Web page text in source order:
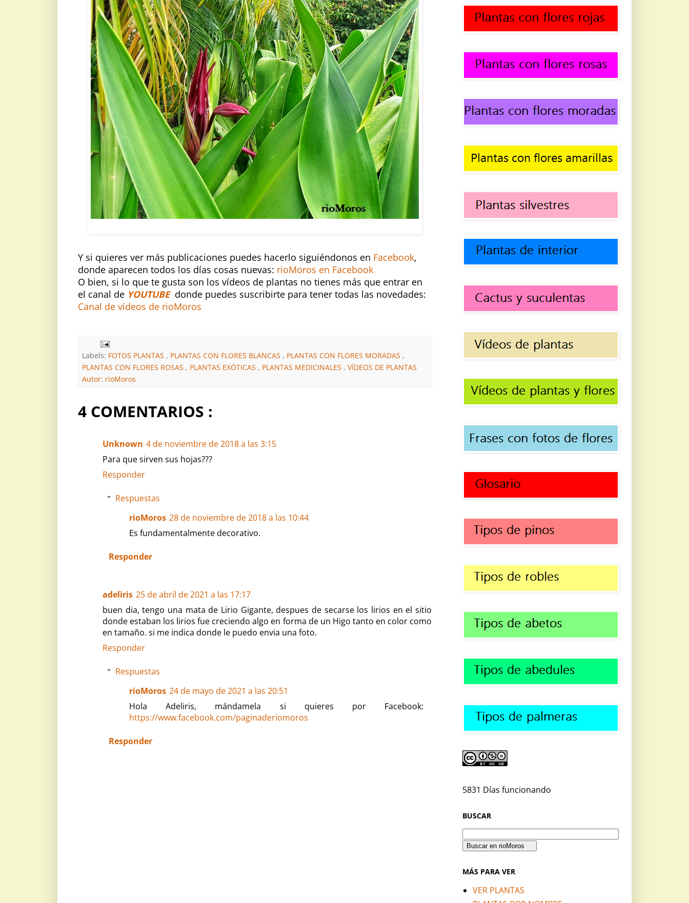
Y si quieres ver más publicaciones puedes hacerlo siguiéndonos en Facebook,
donde aparecen todos los días cosas nuevas: rioMoros en Facebook
O bien, si lo que te gusta son los vídeos de plantas no tienes más que entrar en
el canal de YOUTUBEdonde puedes suscribirte para tener todas las novedades:
Canal de vídeos de rioMoros
Labels: FOTOS PLANTAS , PLANTAS CON FLORES BLANCAS , PLANTAS CON FLORES MORADAS ,
PLANTAS CON FLORES ROSAS , PLANTAS EXÓTICAS , PLANTAS MEDICINALES , VÍDEOS DE PLANTAS
Autor: rioMoros
4 COMENTARIOS :
Unknown 4 de noviembre de 2018 a las 3:15
Para que sirven sus hojas???
Responder
Respuestas
rioMoros 28 de noviembre de 2018 a las 10:44
Es fundamentalmente decorativo.
Responder
adeliris 25 de abril de 2021 a las 17:17
buen dia, tengo una mata de Lirio Gigante, despues de secarse los lirios en el sitio
donde estaban los lirios fue creciendo algo en forma de un Higo tanto en color como
en tamaño. si me indica donde le puedo envia una foto.
Responder
Respuestas
rioMoros 24 de mayo de 2021 a las 20:51
Hola Adeliris, mándamela si quieres por Facebook:
https://www.facebook.com/paginaderiomoros
Responder
5831 Días funcionando
BUSCAR
MÁS PARA VER
VER PLANTAS